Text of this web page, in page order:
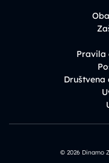
Pravila
© 2026 Dinamo